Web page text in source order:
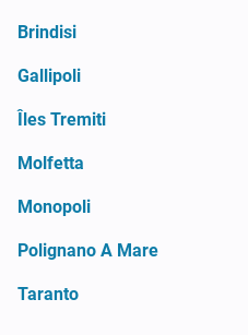
Brindisi
Gallipoli
Îles Tremiti
Molfetta
Monopoli
Polignano A Mare
Taranto